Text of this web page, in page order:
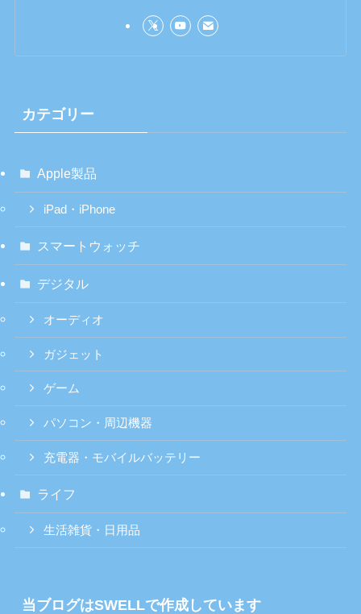
カテゴリー
Apple製品
iPad・iPhone
スマートウォッチ
デジタル
オーディオ
ガジェット
ゲーム
パソコン・周辺機器
充電器・モバイルバッテリー
ライフ
生活雑貨・日用品
当ブログはSWELLで作成しています